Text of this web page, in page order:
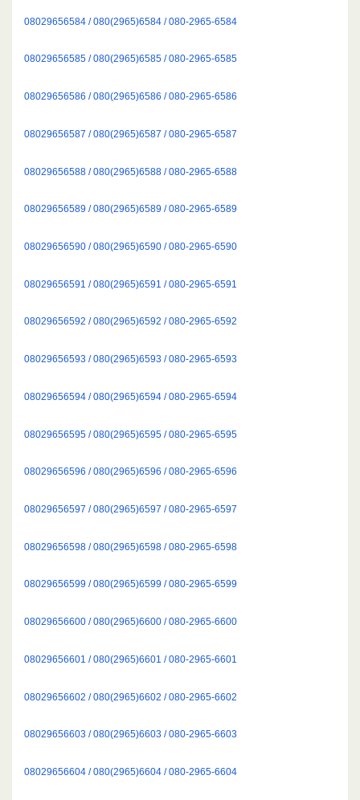
08029656584 / 080(2965)6584 / 080-2965-6584
08029656585 / 080(2965)6585 / 080-2965-6585
08029656586 / 080(2965)6586 / 080-2965-6586
08029656587 / 080(2965)6587 / 080-2965-6587
08029656588 / 080(2965)6588 / 080-2965-6588
08029656589 / 080(2965)6589 / 080-2965-6589
08029656590 / 080(2965)6590 / 080-2965-6590
08029656591 / 080(2965)6591 / 080-2965-6591
08029656592 / 080(2965)6592 / 080-2965-6592
08029656593 / 080(2965)6593 / 080-2965-6593
08029656594 / 080(2965)6594 / 080-2965-6594
08029656595 / 080(2965)6595 / 080-2965-6595
08029656596 / 080(2965)6596 / 080-2965-6596
08029656597 / 080(2965)6597 / 080-2965-6597
08029656598 / 080(2965)6598 / 080-2965-6598
08029656599 / 080(2965)6599 / 080-2965-6599
08029656600 / 080(2965)6600 / 080-2965-6600
08029656601 / 080(2965)6601 / 080-2965-6601
08029656602 / 080(2965)6602 / 080-2965-6602
08029656603 / 080(2965)6603 / 080-2965-6603
08029656604 / 080(2965)6604 / 080-2965-6604